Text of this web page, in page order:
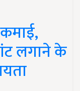
लगाने के